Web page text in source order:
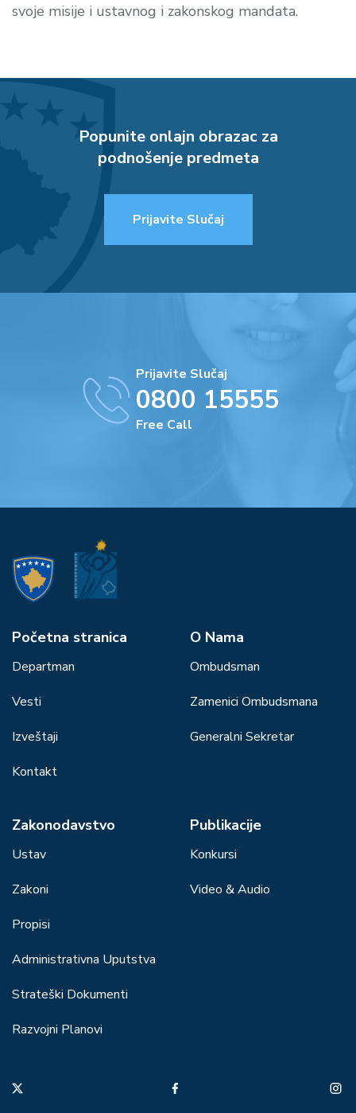
svoje misije i ustavnog i zakonskog mandata.
Popunite onlajn obrazac za
podnošenje predmeta
Prijavite Slučaj
Prijavite Slučaj
0800 15555
Free Call
Početna stranica
Departman
Vesti
Izveštaji
Kontakt
О Nama
Ombudsman
Zamenici Ombudsmana
Generalni Sekretar
Zakonodavstvo
Ustav
Zakoni
Propisi
Administrativna Uputstva
Strateški Dokumenti
Razvojni Planovi
Publikacije
Konkursi
Video & Audio